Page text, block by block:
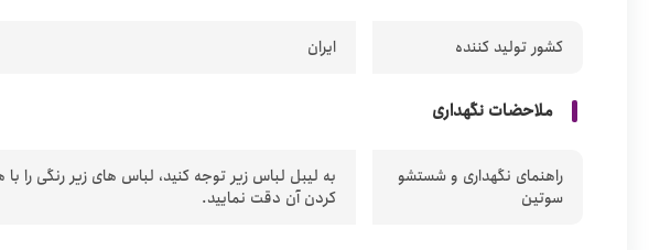
کشور تولید کننده ایران
ملاحضات نگهداری
راهنمای نگهداری و شستشو
سوتین
به لیبل لباس زیر توجه کنید، لباس های زیر رنگی را
کردن آن دقت نمایید.